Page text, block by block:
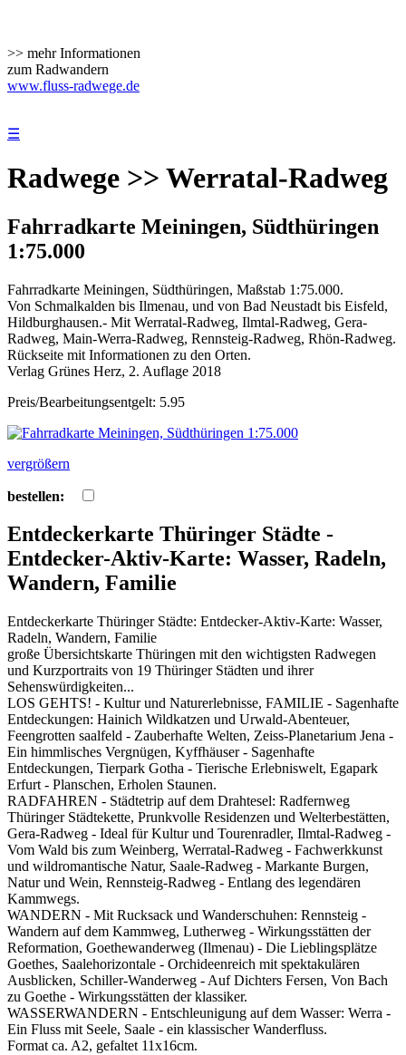
>> mehr Informationen
zum Radwandern
www.fluss-radwege.de
☰
Radwege >> Werratal-Radweg
Fahrradkarte Meiningen, Südthüringen
1:75.000
Fahrradkarte Meiningen, Südthüringen, Maßstab 1:75.000.
Von Schmalkalden bis Ilmenau, und von Bad Neustadt bis Eisfeld,
Hildburghausen.- Mit Werratal-Radweg, Ilmtal-Radweg, Gera-
Radweg, Main-Werra-Radweg, Rennsteig-Radweg, Rhön-Radweg.
Rückseite mit Informationen zu den Orten.
Verlag Grünes Herz, 2. Auflage 2018
Preis/Bearbeitungsentgelt: 5.95
vergrößern
bestellen:
Entdeckerkarte Thüringer Städte -
Entdecker-Aktiv-Karte: Wasser, Radeln,
Wandern, Familie
Entdeckerkarte Thüringer Städte: Entdecker-Aktiv-Karte: Wasser,
Radeln, Wandern, Familie
große Übersichtskarte Thüringen mit den wichtigsten Radwegen
und Kurzportraits von 19 Thüringer Städten und ihrer
Sehenswürdigkeiten...
LOS GEHTS! - Kultur und Naturerlebnisse, FAMILIE - Sagenhafte
Entdeckungen: Hainich Wildkatzen und Urwald-Abenteuer,
Feengrotten saalfeld - Zauberhafte Welten, Zeiss-Planetarium Jena -
Ein himmlisches Vergnügen, Kyffhäuser - Sagenhafte
Entdeckungen, Tierpark Gotha - Tierische Erlebniswelt, Egapark
Erfurt - Planschen, Erholen Staunen.
RADFAHREN - Städtetrip auf dem Drahtesel: Radfernweg
Thüringer Städtekette, Prunkvolle Residenzen und Welterbestätten,
Gera-Radweg - Ideal für Kultur und Tourenradler, Ilmtal-Radweg -
Vom Wald bis zum Weinberg, Werratal-Radweg - Fachwerkkunst
und wildromantische Natur, Saale-Radweg - Markante Burgen,
Natur und Wein, Rennsteig-Radweg - Entlang des legendären
Kammwegs.
WANDERN - Mit Rucksack und Wanderschuhen: Rennsteig -
Wandern auf dem Kammweg, Lutherweg - Wirkungsstätten der
Reformation, Goethewanderweg (Ilmenau) - Die Lieblingsplätze
Goethes, Saalehorizontale - Orchideenreich mit spektakulären
Ausblicken, Schiller-Wanderweg - Auf Dichters Fersen, Von Bach
zu Goethe - Wirkungsstätten der klassiker.
WASSERWANDERN - Entschleunigung auf dem Wasser: Werra -
Ein Fluss mit Seele, Saale - ein klassischer Wanderfluss.
Format ca. A2, gefaltet 11x16cm.